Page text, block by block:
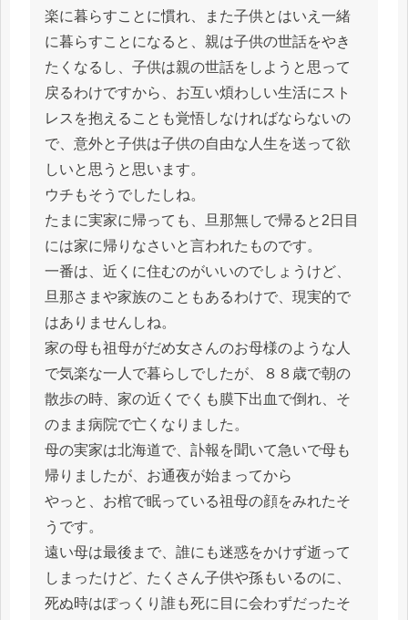
楽に暮らすことに慣れ、また子供とはいえ一緒
に暮らすことになると、親は子供の世話をやき
たくなるし、子供は親の世話をしようと思って
戻るわけですから、お互い煩わしい生活にスト
レスを抱えることも覚悟しなければならないの
で、意外と子供は子供の自由な人生を送って欲
しいと思うと思います。
ウチもそうでしたしね。
たまに実家に帰っても、旦那無しで帰ると2日目
には家に帰りなさいと言われたものです。
一番は、近くに住むのがいいのでしょうけど、
旦那さまや家族のこともあるわけで、現実的で
はありませんしね。
家の母も祖母がだめ女さんのお母様のような人
で気楽な一人で暮らしでしたが、８８歳で朝の
散歩の時、家の近くでくも膜下出血で倒れ、そ
のまま病院で亡くなりました。
母の実家は北海道で、訃報を聞いて急いで母も
帰りましたが、お通夜が始まってから
やっと、お棺で眠っている祖母の顔をみれたそ
うです。
遠い母は最後まで、誰にも迷惑をかけず逝って
しまったけど、たくさん子供や孫もいるのに、
死ぬ時はぽっくり誰も死に目に会わずだったそ